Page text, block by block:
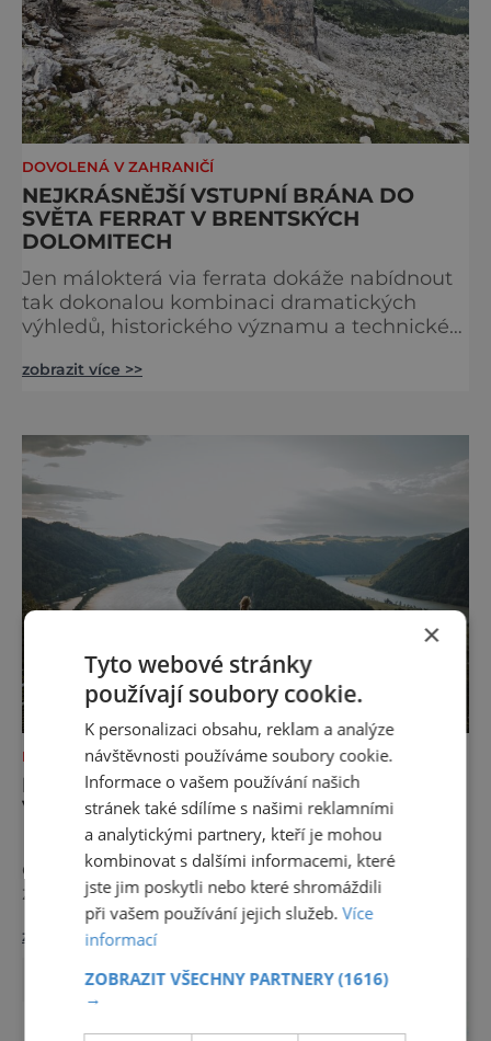
DOVOLENÁ V ZAHRANIČÍ
NEJKRÁSNĚJŠÍ VSTUPNÍ BRÁNA DO
SVĚTA FERRAT V BRENTSKÝCH
DOLOMITECH
Jen málokterá via ferrata dokáže nabídnout
tak dokonalou kombinaci dramatických
výhledů, historického významu a technické
Brentských Dolomit představuje vstupní
považován za jednu z nejkrásnějších
vysokohorských tras na světě. Přestože
samotná ferrata nepatří mezi techn
zobrazit více >>
DOVOLENÁ V ZAHRANIČÍ
DUNAJSKÁ CYKLOSTEZKA: MATKA
VŠECH CYKLOSTEZEK
Hornorakouský region Donau představuje
dovolenou, která zpomaluje tempo a
zanechává trvalý dojem. Mezi řekami,
zvlněnou krajinou a mírnými rovinami se zde
propojují pohyb, příroda, gastronomie a
kultura v zážitky, které mají skutečnou
hodnotu. Nejde tu o to být stále výš, rychleji
zobrazit více >>
×
Tyto webové stránky
používají soubory cookie.
K personalizaci obsahu, reklam a analýze
návštěvnosti používáme soubory cookie.
Informace o vašem používání našich
stránek také sdílíme s našimi reklamními
a analytickými partnery, kteří je mohou
kombinovat s dalšími informacemi, které
jste jim poskytli nebo které shromáždili
při vašem používání jejich služeb.Více
informací
ZOBRAZIT VŠECHNY PARTNERY(1616)
→